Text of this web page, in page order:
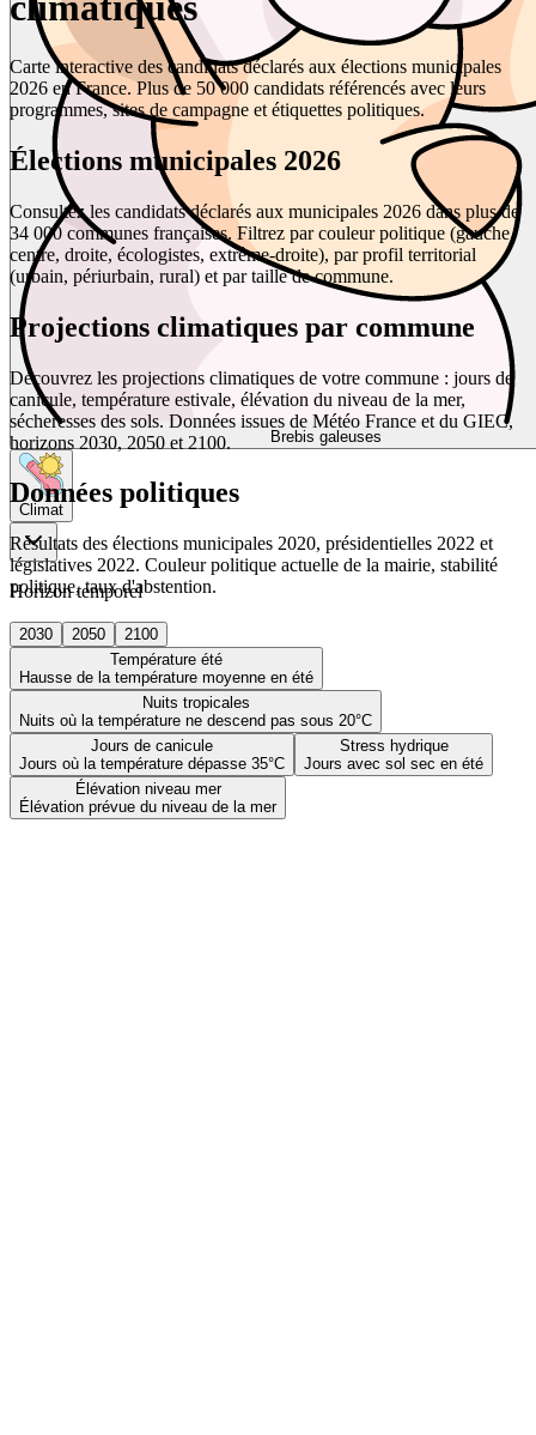
Brebis galeuses
Climat
Horizon temporel
2030 2050
2100
Température été
Hausse de la température moyenne en été
Nuits tropicales
Nuits où la température ne descend pas sous 20°C
Jours de canicule
Jours où la température dépasse 35°C
Stress hydrique
Jours avec sol sec en été
Élévation niveau mer
Élévation prévue du niveau de la mer
Carte interactive des candidats déclarés aux élections municipales
2026 en France. Plus de 50 000 candidats référencés avec leurs
programmes, sites de campagne et étiquettes politiques.
Élections municipales 2026
Consultez les candidats déclarés aux municipales 2026 dans plus de
34 000 communes françaises. Filtrez par couleur politique (gauche,
centre, droite, écologistes, extrême-droite), par profil territorial
(urbain, périurbain, rural) et par taille de commune.
Projections climatiques par commune
Découvrez les projections climatiques de votre commune : jours de
canicule, température estivale, élévation du niveau de la mer,
sécheresses des sols. Données issues de Météo France et du GIEC,
horizons 2030, 2050 et 2100.
Données politiques
Résultats des élections municipales 2020, présidentielles 2022 et
législatives 2022. Couleur politique actuelle de la mairie, stabilité
politique, taux d'abstention.